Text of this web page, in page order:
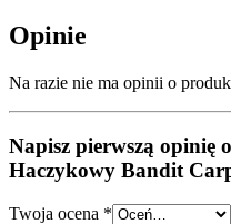
Opinie
Na razie nie ma opinii o
Napisz pierwszą opinię
Haczykowy Bandit
Twoja ocena *